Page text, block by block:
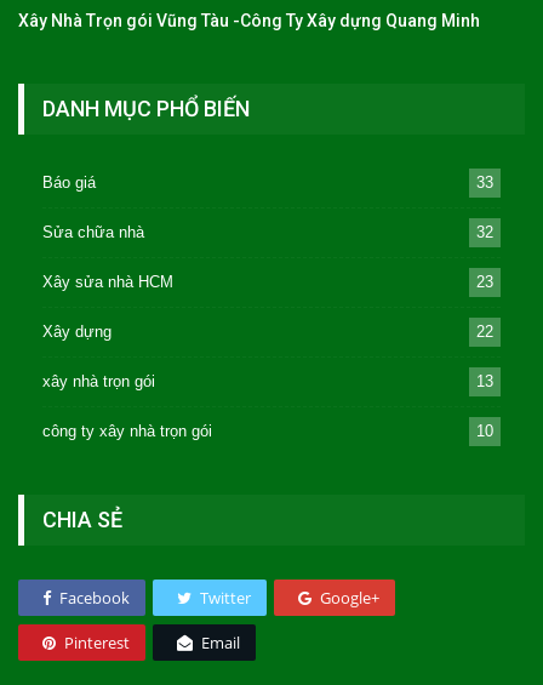
Xây Nhà Trọn gói Vũng Tàu -Công Ty Xây dựng Quang Minh
DANH MỤC PHỔ BIẾN
Báo giá 33
Sửa chữa nhà 32
Xây sửa nhà HCM 23
Xây dựng 22
xây nhà trọn gói 13
công ty xây nhà trọn gói 10
CHIA SẺ
Facebook Twitter Google+
Pinterest Email